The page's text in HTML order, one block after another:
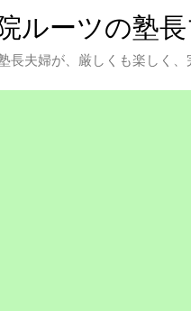
ルーツの塾
夫婦が、厳しくも楽しく、